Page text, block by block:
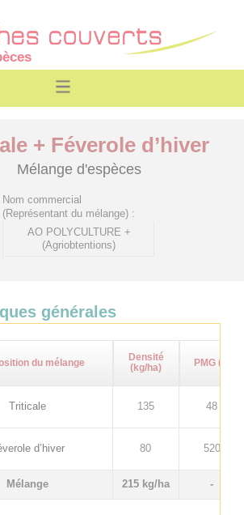
+ Féverole d’hiver
Mélange d'espèces
Nom commercial
(Représentant du mélange) :
AO POLYCULTURE +
(Agriobtentions)
générales
du mélange
Densité
(kg/ha)
PMG (g)
Triticale 135 48
d’hiver 80 520
Mélange 215 kg/ha -